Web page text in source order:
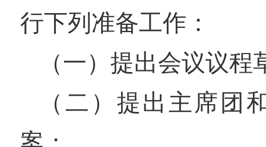
行下列准备工作：
（一）提出会议议程
（二）提出主席团